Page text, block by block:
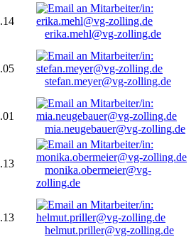
erika.mehl@vg-zolling.de
stefan.meyer@vg-zolling.de
mia.neugebauer@vg-zolling.de
monika.obermeier@vg-
zolling.de
helmut.priller@vg-zolling.de